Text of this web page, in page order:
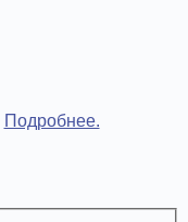
Подробнее.